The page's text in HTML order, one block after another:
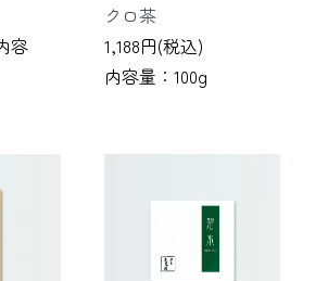
容
クロ茶
1,188円(税込)
内容量：100g